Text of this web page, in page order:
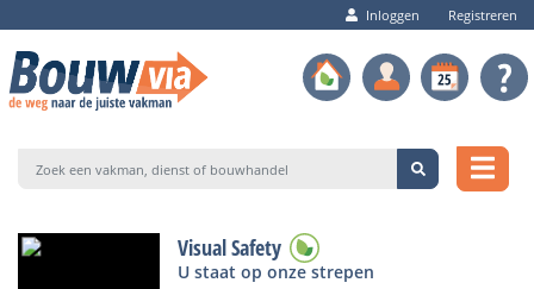
Inloggen Registreren
Visual Safety
U staat op onze strepen